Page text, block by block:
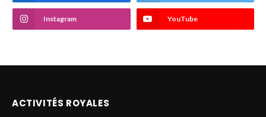
Instagram YouTube
ACTIVITÉS ROYALES